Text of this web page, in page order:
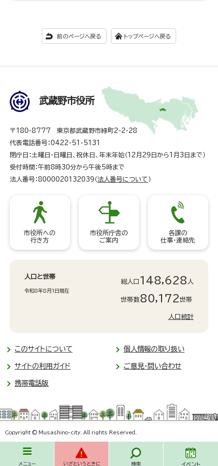
前のページへ戻る トップページへ戻る
メニュー いざというときに 検索 イベント
武蔵野市役所
〒180-8777 東京都武蔵野市緑町2-2-28
代表電話番号：0422-51-5131
閉庁日：土曜日・日曜日、祝休日、年末年始（12月29日から1月3日まで）
受付時間：午前8時30分から午後5時まで
法人番号：8000020132039（ 法人番号について ）
市役所への
行き方
市役所庁舎の
ご案内
各課の
仕事・連絡先
人口と世帯
令和8年8月1日現在
総人口 148,628 人
世帯数80,172世帯
人口統計
このサイトについて 個人情報の取り扱い
サイトの利用ガイド ご意見・問い合わせ
携帯電話版
Copyright © Musashino-city. All rights Reserved.